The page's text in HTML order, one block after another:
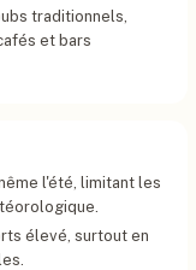
traditionnels,
et bars
l'été, limitant les
élevé, surtout en